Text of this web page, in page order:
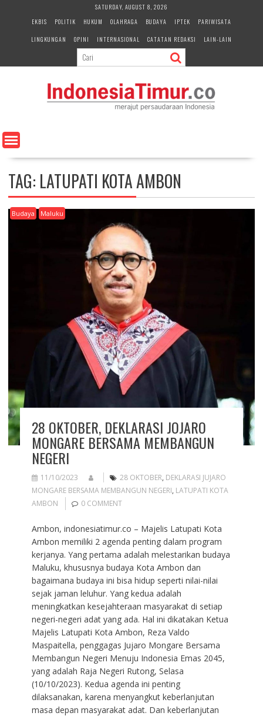
e
n
SATURDAY, AUGUST 8, 2026
EKBIS
POLITIK HUKUM OLAHRAGA BUDAYA IPTEK
PARIWISATA
LINGKUNGAN
OPINI INTERNASIONAL CATATAN REDAKSI LAIN-LAIN
TAG: LATUPATI KOTA AMBON
Budaya Maluku
28 OKTOBER, DEKLARASI JOJARO
MONGARE BERSAMA MEMBANGUN
NEGERI
11/10/2023 28 OKTOBER, DEKLARASI JUJARO
MONGARE BERSAMA MEMBANGUN NEGERI, LATUPATI KOTA
AMBON
0 COMMENT
Ambon, indonesiatimur.co – Majelis Latupati Kota
Ambon memiliki 2 agenda penting dalam program
kerjanya. Yang pertama adalah melestarikan budaya
Maluku, khususnya budaya Kota Ambon dan
bagaimana budaya ini bisa hidup seperti nilai-nilai
sejak jaman leluhur. Yang kedua adalah
meningkatkan kesejahteraan masyarakat di setiap
negeri-negeri adat yang ada. Hal ini dikatakan Ketua
Majelis Latupati Kota Ambon, Reza Valdo
Maspaitella, penggagas Jujaro Mongare Bersama
Membangun Negeri Menuju Indonesia Emas 2045,
yang adalah Raja Negeri Rutong, Selasa
(10/10/2023). Kedua agenda ini penting
dilaksanakan, karena menyangkut keberlanjutan
masa depan masyarakat adat. Dan keberlanjutan